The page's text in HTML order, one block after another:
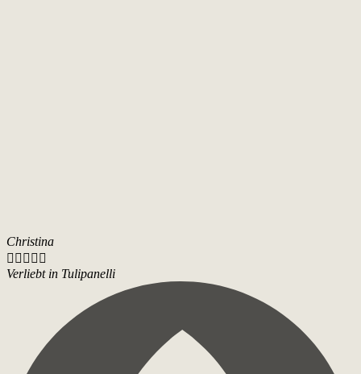
Christina
    
Verliebt in Tulipanelli